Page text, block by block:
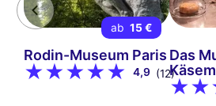
ab 15 €
Rodin-Museum Paris
4,9 (12)
Das